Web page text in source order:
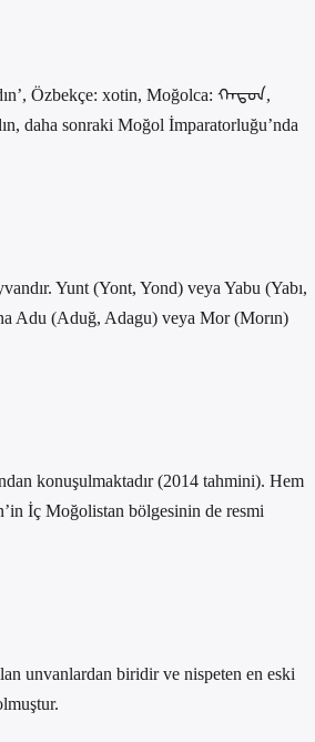
daha sonraki Moğol İmparatorluğu’nda
Yunt (Yont, Yond) veya Yabu (Yabı,
Adu (Aduğ, Adagu) veya Mor (Morın)
konuşulmaktadır (2014 tahmini). Hem
İç Moğolistan bölgesinin de resmi
unvanlardan biridir ve nispeten en eski